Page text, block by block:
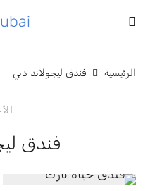
الرئيسية فندق ليجولاند دبي
فندق